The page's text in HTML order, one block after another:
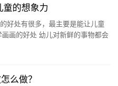
童的想象力
好处有很多，最主要是能让儿童
画的好处 幼儿对新鲜的事物都会
么做？